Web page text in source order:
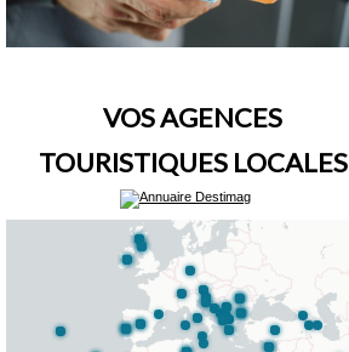
VOS AGENCES
TOURISTIQUES LOCALES